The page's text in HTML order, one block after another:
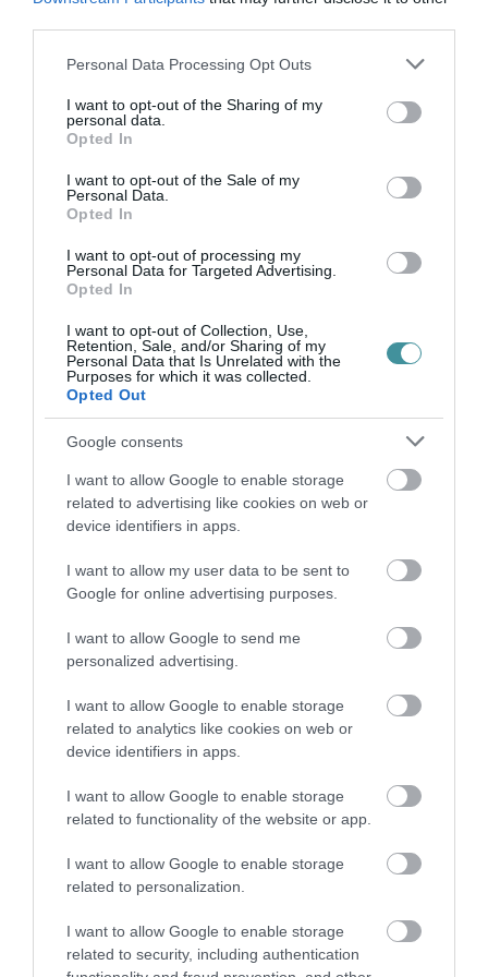
Please note that this website/app uses one or more Google
not limited to your visit or usage behaviour. You may click to
grant or deny consent to Google and its third-party tags to
use your data for below specified purposes in below Google
consent section.
Personal Data Processing Opt Outs
I want to opt-out of the Sharing of my
personal data.
Opted In
I want to opt-out of the Sale of my
Personal Data.
Opted In
I want to opt-out of processing my
Personal Data for Targeted Advertising.
Opted In
I want to opt-out of Collection, Use,
Retention, Sale, and/or Sharing of my
Personal Data that Is Unrelated with the
Purposes for which it was collected.
Opted Out
Google consents
I want to allow Google to enable storage
related to advertising like cookies on web or
device identifiers in apps.
I want to allow my user data to be sent to
Google for online advertising purposes.
I want to allow Google to send me
personalized advertising.
I want to allow Google to enable storage
related to analytics like cookies on web or
device identifiers in apps.
I want to allow Google to enable storage
related to functionality of the website or app.
I want to allow Google to enable storage
related to personalization.
I want to allow Google to enable storage
related to security, including authentication
KÉT AUTÓ ÜTKÖZÖTT BOGÁCSON, A
2026. augusztus 06|
PHEV LUXURY – A KÍNAI PR...
2026. augusztus 06|Barta Autó
LAKÓÉPÜLETEK LÁNGOLTAK SZERDÁN
2026. augusztus 06
„NEM TETTÜNK NYOMÁST A FIUNKRA” –
EGY EGRI CSALÁD TÖRTÉNE...
ÚJ HŰTŐRENDSZER A MARKHOT FERENC
2026. augusztus 06|Eger ügye
HOLTAN SZÁLLÍTOTTÁK HAZA A 80 ÉVES
ASSZONYT A HATVANI KÓR...
2026. augusztus 06|Riasztó